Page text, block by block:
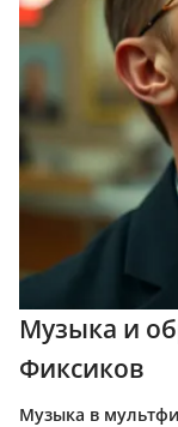
Музыка и
Фиксиков
Музыка в